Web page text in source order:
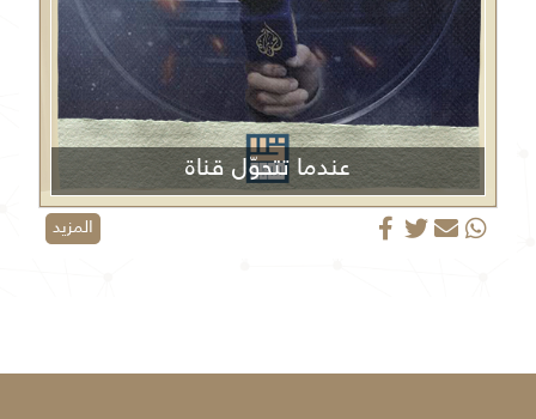
عندما تتحوّل قناة
الجزيرة من منبر إعلامي إلى منصة دعائية
المزيد